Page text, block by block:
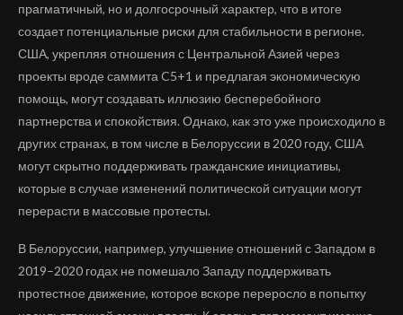
прагматичный, но и долгосрочный характер, что в итоге
создает потенциальные риски для стабильности в регионе.
США, укрепляя отношения с Центральной Азией через
проекты вроде саммита C5+1 и предлагая экономическую
помощь, могут создавать иллюзию бесперебойного
партнерства и спокойствия. Однако, как это уже происходило в
других странах, в том числе в Белоруссии в 2020 году, США
могут скрытно поддерживать гражданские инициативы,
которые в случае изменений политической ситуации могут
перерасти в массовые протесты.
В Белоруссии, например, улучшение отношений с Западом в
2019–2020 годах не помешало Западу поддерживать
протестное движение, которое вскоре переросло в попытку